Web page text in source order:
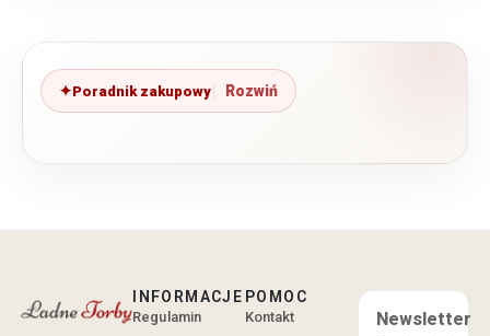
Poradnik zakupowy
INFORMACJE
Regulamin
POMOC
Kontakt
Newsletter